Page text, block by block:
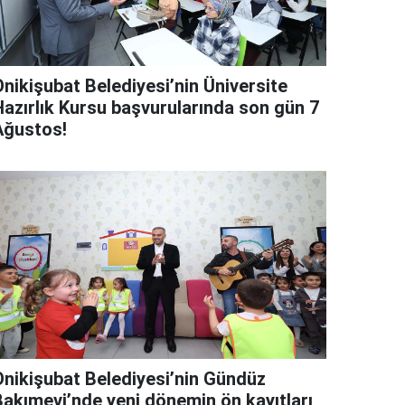
Belediyesi’nin Üniversite
Kursu başvurularında son gün 7
Belediyesi’nin Gündüz